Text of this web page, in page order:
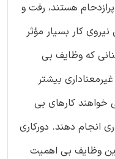
هستند، رفت و
نیروی کار بسیار مؤثر
که وظایف بی
بیشتر
خواهند کارهای بی
انجام دهند. دورکاری
این وظایف بی اهمیت